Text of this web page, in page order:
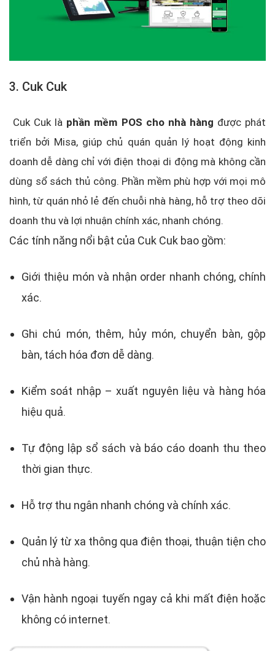
3. Cuk Cuk
Cuk Cuk là phần mềm POS cho nhà hàng được phát
triển bởi Misa, giúp chủ quán quản lý hoạt động kinh
doanh dễ dàng chỉ với điện thoại di động mà không cần
dùng sổ sách thủ công. Phần mềm phù hợp với mọi mô
hình, từ quán nhỏ lẻ đến chuỗi nhà hàng, hỗ trợ theo dõi
doanh thu và lợi nhuận chính xác, nhanh chóng.
Các tính năng nổi bật của Cuk Cuk bao gồm:
Giới thiệu món và nhận order nhanh chóng, chính
xác.
Ghi chú món, thêm, hủy món, chuyển bàn, gộp
bàn, tách hóa đơn dễ dàng.
Kiểm soát nhập – xuất nguyên liệu và hàng hóa
hiệu quả.
Tự động lập sổ sách và báo cáo doanh thu theo
thời gian thực.
Hỗ trợ thu ngân nhanh chóng và chính xác.
Quản lý từ xa thông qua điện thoại, thuận tiện cho
chủ nhà hàng.
Vận hành ngoại tuyến ngay cả khi mất điện hoặc
không có internet.